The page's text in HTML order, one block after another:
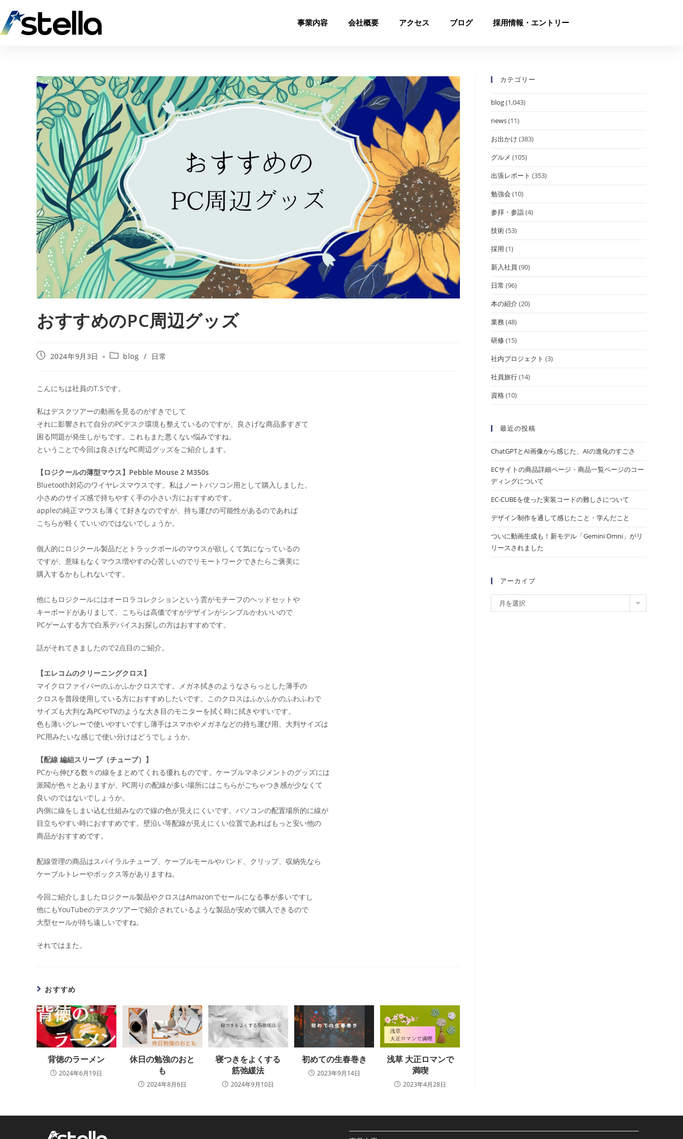
事業内容 会社概要 アクセス ブログ 採用情報・エントリー
おすすめのPC周辺グッズ
2024年9月3日 blog / 日常
こんにちは社員のT.Sです。
私はデスクツアーの動画を見るのがすきでして
それに影響されて自分のPCデスク環境も整えているのですが、良さげな商品多すぎて
困る問題が発生しがちです。これもまた悪くない悩みですね。
ということで今回は良さげなPC周辺グッズをご紹介します。
【ロジクールの薄型マウス】Pebble Mouse 2 M350s
Bluetooth対応のワイヤレスマウスです。私はノートパソコン用として購入しました。
小さめのサイズ感で持ちやすく手の小さい方におすすめです。
appleの純正マウスも薄くて好きなのですが、持ち運びの可能性があるのであれば
こちらが軽くていいのではないでしょうか。
個人的にロジクール製品だとトラックボールのマウスが欲しくて気になっているの
ですが、意味もなくマウス増やすの心苦しいのでリモートワークできたらご褒美に
購入するかもしれないです。
他にもロジクールにはオーロラコレクションという雲がモチーフのヘッドセットや
キーボードがありまして、こちらは高価ですがデザインがシンプルかわいいので
PCゲームする方で白系デバイスお探しの方はおすすめです。
話がそれてきましたので2点目のご紹介。
【エレコムのクリーニングクロス】
マイクロファイバーのふかふかクロスです。メガネ拭きのようなさらっとした薄手の
クロスを普段使用している方におすすめしたいです。このクロスはふかふかのふわふわで
サイズも大判な為PCやTVのような大き目のモニターを拭く時に拭きやすいです。
色も薄いグレーで使いやすいですし薄手はスマホやメガネなどの持ち運び用、大判サイズは
PC用みたいな感じで使い分けはどうでしょうか。
【配線 編組スリーブ（チューブ）】
PCから伸びる数々の線をまとめてくれる優れものです。ケーブルマネジメントのグッズには
派閥が色々とありますが、PC周りの配線が多い場所にはこちらがごちゃつき感が少なくて
良いのではないでしょうか。
内側に線をしまい込む仕組みなので線の色が見えにくいです。パソコンの配置場所的に線が
目立ちやすい時におすすめです。壁沿い等配線が見えにくい位置であればもっと安い他の
商品がおすすめです。
配線管理の商品はスパイラルチューブ、ケーブルモールやバンド、クリップ、収納先なら
ケーブルトレーやボックス等がありますね。
今回ご紹介しましたロジクール製品やクロスはAmazonでセールになる事が多いですし
他にもYouTubeのデスクツアーで紹介されているような製品が安めで購入できるので
大型セールが待ち遠しいですね。
それではまた。
おすすめ
背徳のラーメン
2024年6月19日
休日の勉強のおと
も
2024年8月6日
寝つきをよくする
筋弛緩法
2024年9月10日
初めての生春巻き
2023年9月14日
浅草 大正ロマンで
満喫
2023年4月28日
カテゴリー
blog(1,043)
news(11)
お出かけ (383)
グルメ (105)
出張レポート (353)
勉強会 (10)
参拝・参詣(4)
技術(53)
採用 (1)
新入社員 (90)
日常 (96)
本の紹介(20)
業務(48)
研修(15)
社内プロジェクト (3)
社員旅行(14)
資格(10)
最近の投稿
ChatGPTとAI画像から感じた、AIの進化のすごさ
ECサイトの商品詳細ページ・商品一覧ページのコー
ディングについて
EC-CUBEを使った実装コードの難しさについて
デザイン制作を通して感じたこと・学んだこと
ついに動画生成も！新モデル「Gemini Omni」がリ
リースされました
アーカイブ
月を選択